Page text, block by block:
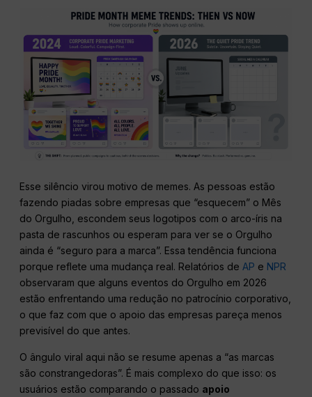
Esse silêncio virou motivo de memes. As pessoas estão
fazendo piadas sobre empresas que “esquecem” o Mês
do Orgulho, escondem seus logotipos com o arco-íris na
pasta de rascunhos ou esperam para ver se o Orgulho
ainda é “seguro para a marca”. Essa tendência funciona
porque reflete uma mudança real. Relatórios deAP e NPR
observaram que alguns eventos do Orgulho em 2026
estão enfrentando uma redução no patrocínio corporativo,
o que faz com que o apoio das empresas pareça menos
previsível do que antes.
O ângulo viral aqui não se resume apenas a “as marcas
são constrangedoras”. É mais complexo do que isso: os
usuários estão comparando o passado apoio